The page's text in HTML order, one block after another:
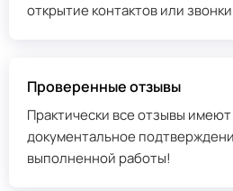
открытие контактов или
Проверенные отзывы
Практически все отзывы
документальное
выполненной работы!